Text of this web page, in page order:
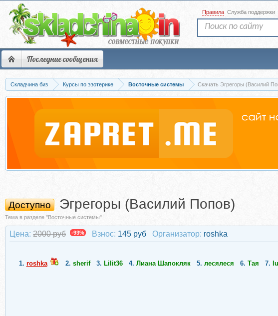
Последние сообщения
Правила Служба поддержки
Складчина биз Курсы по эзотерике Восточные системы Скачать Эгрегоры (Василий
Доступно Эгрегоры (Василий Попов)
Тема в разделе "Восточные системы"
Цена: 2000 руб -93% Взнос: 145 руб Организатор: roshka
1. roshka 2. sherif 3. Lilit36 4. Лиана Шапокляк 5. лесялеся 6. Тая 7.